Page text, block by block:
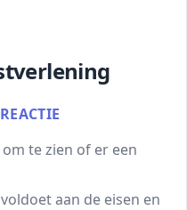
te zien of er een
aan de eisen en